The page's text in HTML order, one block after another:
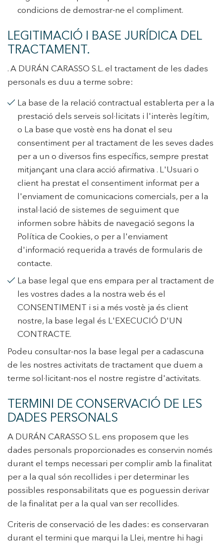
condicions de demostrar-ne el compliment.
LEGITIMACIÓ I BASE JURÍDICA DEL
TRACTAMENT.
. A DURÁN CARASSO S.L. el tractament de les dades
personals es duu a terme sobre:
La base de la relació contractual establerta per a la
prestació dels serveis sol·licitats i l'interès legítim,
o La base que vostè ens ha donat el seu
consentiment per al tractament de les seves dades
per a un o diversos fins específics, sempre prestat
mitjançant una clara acció afirmativa . L'Usuari o
client ha prestat el consentiment informat per a
l'enviament de comunicacions comercials, per a la
instal·lació de sistemes de seguiment que
informen sobre hàbits de navegació segons la
Política de Cookies, o per a l'enviament
d'informació requerida a través de formularis de
contacte.
La base legal que ens empara per al tractament de
les vostres dades a la nostra web és el
CONSENTIMENT i si a més vostè ja és client
nostre, la base legal és L'EXECUCIÓ D'UN
CONTRACTE.
Podeu consultar-nos la base legal per a cadascuna
de les nostres activitats de tractament que duem a
terme sol·licitant-nos el nostre registre d'activitats.
TERMINI DE CONSERVACIÓ DE LES
DADES PERSONALS
A DURÁN CARASSO S.L. ens proposem que les
dades personals proporcionades es conservin només
durant el temps necessari per complir amb la finalitat
per a la qual són recollides i per determinar les
possibles responsabilitats que es poguessin derivar
de la finalitat per a la qual van ser recollides.
Criteris de conservació de les dades: es conservaran
durant el termini que marqui la Llei, mentre hi hagi